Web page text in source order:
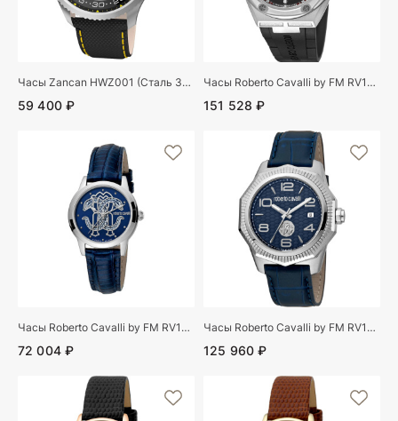
Часы Zancan HWZ001 (Сталь 304)
59 400 ₽
Часы Roberto Cavalli by FM RV1G065P0031
151 528 ₽
Часы Roberto Cavalli by FM RV1L117L0011
72 004 ₽
Часы Roberto Cavalli by FM RV1G119L0021
125 960 ₽